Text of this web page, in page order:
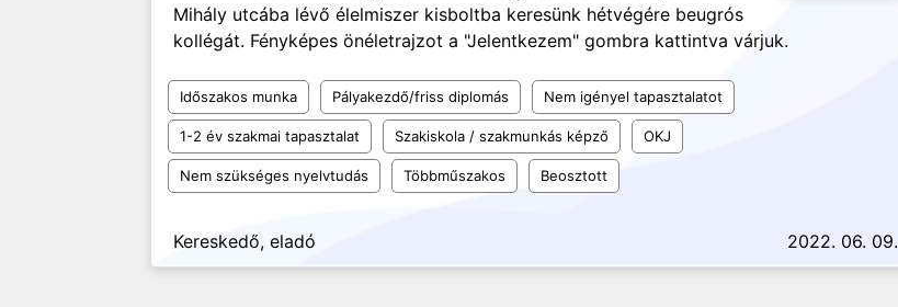
Mihály utcába lévő élelmiszer kisboltba keresünk hétvégére beugrós
kollégát. Fényképes önéletrajzot a "Jelentkezem" gombra kattintva várjuk.
Időszakos munka Pályakezdő/friss diplomás Nem igényel tapasztalatot
1-2 év szakmai tapasztalat Szakiskola / szakmunkás képző OKJ
Nem szükséges nyelvtudás Többműszakos Beosztott
Kereskedő, eladó 2022. 06. 09.